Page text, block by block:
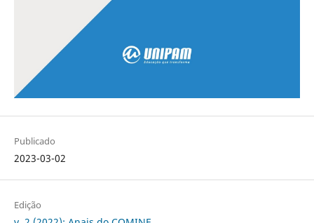
Publicado
2023-03-02
Edição